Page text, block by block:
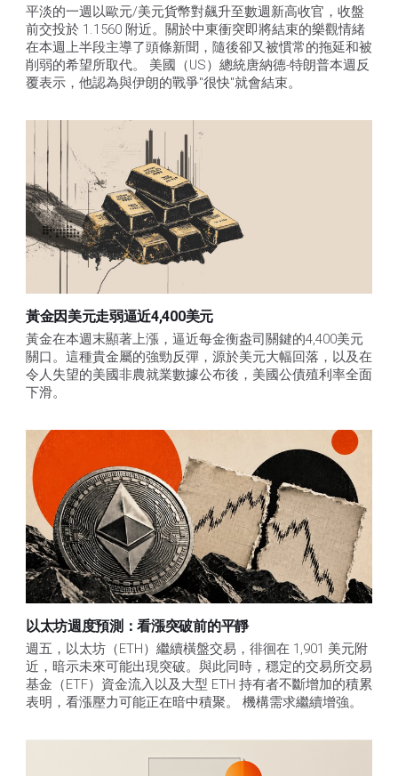
平淡的一週以歐元/美元貨幣對飆升至數週新高收官，收盤
前交投於 1.1560 附近。關於中東衝突即將結束的樂觀情緒
在本週上半段主導了頭條新聞，隨後卻又被慣常的拖延和被
削弱的希望所取代。 美國（US）總統唐納德-特朗普本週反
覆表示，他認為與伊朗的戰爭"很快"就會結束。
黃金因美元走弱逼近4,400美元
黃金在本週末顯著上漲，逼近每金衡盎司關鍵的4,400美元
關口。這種貴金屬的強勁反彈，源於美元大幅回落，以及在
令人失望的美國非農就業數據公布後，美國公債殖利率全面
下滑。
以太坊週度預測：看漲突破前的平靜
週五，以太坊（ETH）繼續橫盤交易，徘徊在 1,901 美元附
近，暗示未來可能出現突破。與此同時，穩定的交易所交易
基金（ETF）資金流入以及大型 ETH 持有者不斷增加的積累
表明，看漲壓力可能正在暗中積聚。 機構需求繼續增強。